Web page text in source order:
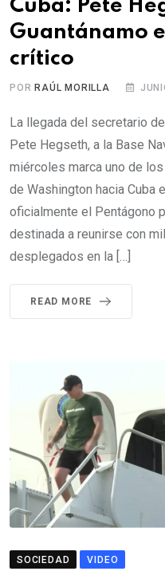
Cuba: Pete
Guantánamo
crítico
POR RAÚL MORILLA
La llegada del secretario
Pete Hegseth, a la Base
miércoles marca uno de
de Washington hacia Cuba
oficialmente el Pentágono
destinada a reunirse con
desplegados en la […]
READ MORE
SOCIEDAD VIDEO